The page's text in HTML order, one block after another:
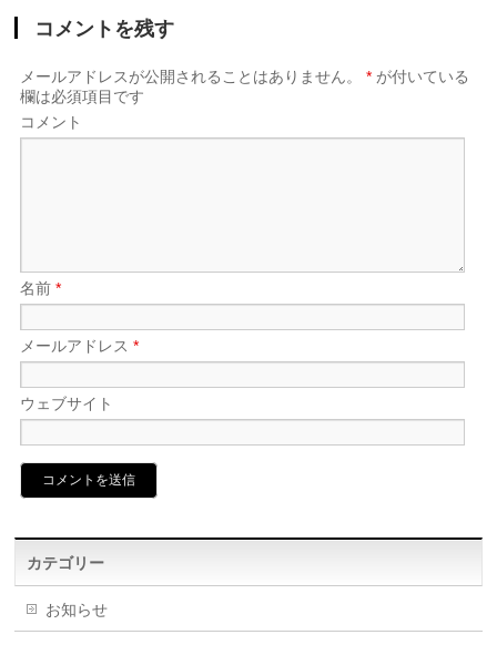
コメントを残す
メールアドレスが公開されることはありません。 * が付いている
欄は必須項目です
コメント
名前*
メールアドレス*
ウェブサイト
カテゴリー
お知らせ